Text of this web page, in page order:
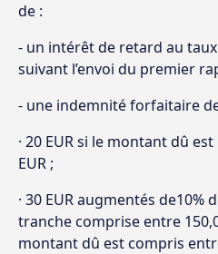
de :
- un intérêt de retard au
suivant l’envoi du premier
- une indemnité forfaitaire
· 20 EUR si le montant dû
EUR ;
· 30 EUR augmentés
tranche comprise entre
montant dû est compris